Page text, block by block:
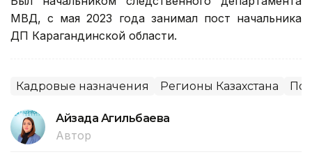
МВД, с мая 2023 года занимал пост начальника
ДП Карагандинской области.
Кадровые назначения Регионы Казахстана
Айзада Агильбаева
Автор